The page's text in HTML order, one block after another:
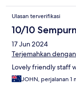
Ulasan terverifikasi
10/10
17 Jun 2024
Terjemahkan
Lovely friendly staff
JOHN, perjalanan 1